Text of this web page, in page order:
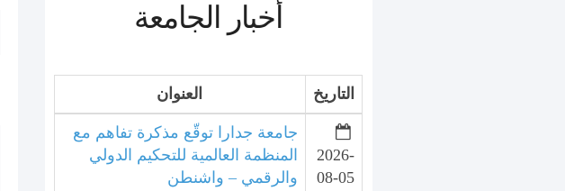
أخبار الجامعة
العنوان التاريخ
جامعة جدارا توقّع مذكرة تفاهم مع
المنظمة العالمية للتحكيم الدولي
والرقمي – واشنطن
2026-
08-05